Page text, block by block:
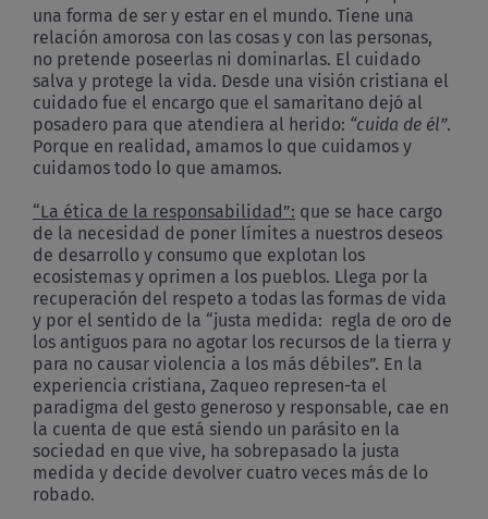
una forma de ser y estar en el mundo. Tiene una
relación amorosa con las cosas y con las personas,
no pretende poseerlas ni dominarlas. El cuidado
salva y protege la vida. Desde una visión cristiana el
cuidado fue el encargo que el samaritano dejó al
posadero para que atendiera al herido: “cuida de él”.
Porque en realidad, amamos lo que cuidamos y
cuidamos todo lo que amamos.
“La ética de la responsabilidad”: que se hace cargo
de la necesidad de poner límites a nuestros deseos
de desarrollo y consumo que explotan los
ecosistemas y oprimen a los pueblos. Llega por la
recuperación del respeto a todas las formas de vida
y por el sentido de la “justa medida: regla de oro de
los antiguos para no agotar los recursos de la tierra y
para no causar violencia a los más débiles”. En la
experiencia cristiana, Zaqueo represen-ta el
paradigma del gesto generoso y responsable, cae en
la cuenta de que está siendo un parásito en la
sociedad en que vive, ha sobrepasado la justa
medida y decide devolver cuatro veces más de lo
robado.